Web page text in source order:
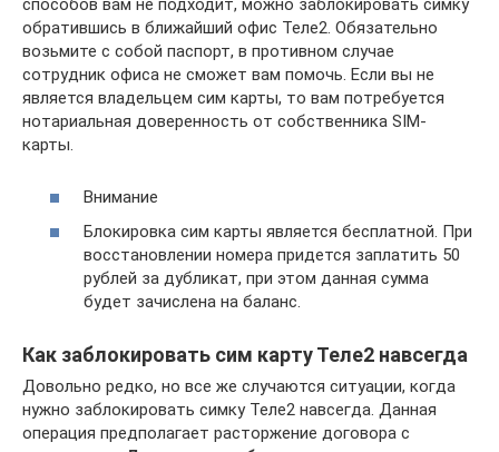
способов вам не подходит, можно заблокировать симку
обратившись в ближайший офис Теле2. Обязательно
возьмите с собой паспорт, в противном случае
сотрудник офиса не сможет вам помочь. Если вы не
является владельцем сим карты, то вам потребуется
нотариальная доверенность от собственника SIM-
карты.
Внимание
Блокировка сим карты является бесплатной. При
восстановлении номера придется заплатить 50
рублей за дубликат, при этом данная сумма
будет зачислена на баланс.
Как заблокировать сим карту Теле2 навсегда
Довольно редко, но все же случаются ситуации, когда
нужно заблокировать симку Теле2 навсегда. Данная
операция предполагает расторжение договора с